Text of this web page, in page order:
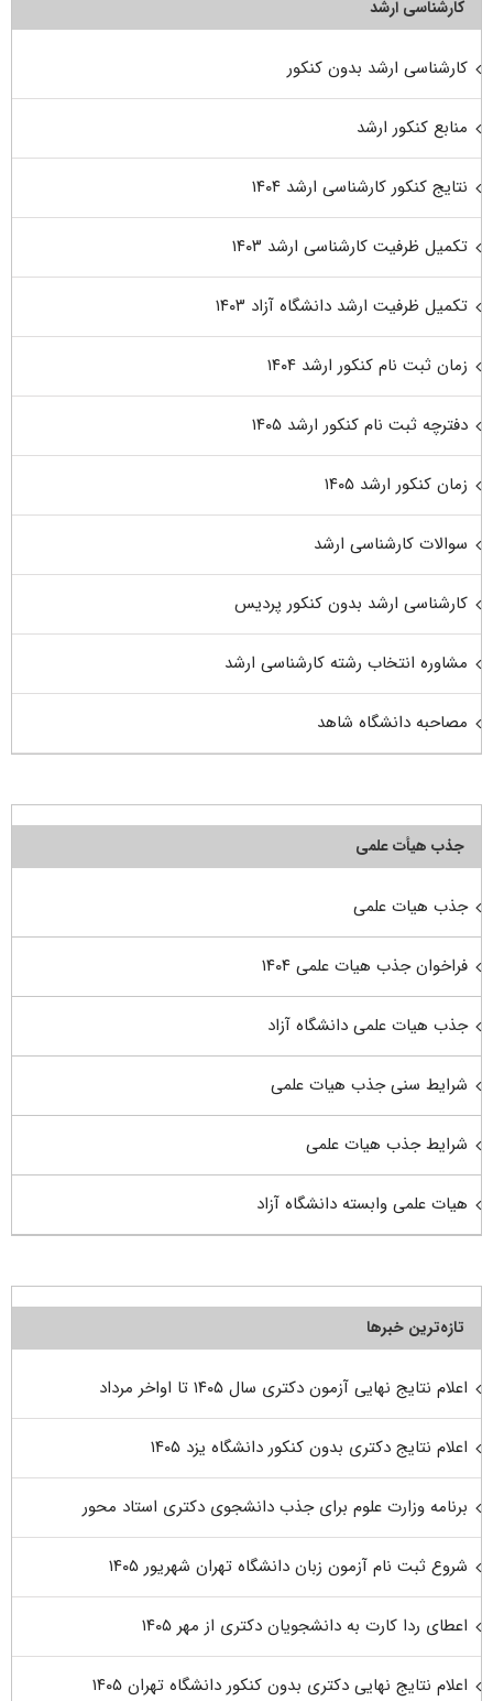
کارشناسی ارشد
کارشناسی ارشد بدون کنکور
منابع کنکور ارشد
نتایج کنکور کارشناسی ارشد ۱۴۰۴
تکمیل ظرفیت کارشناسی ارشد ۱۴۰۳
تکمیل ظرفیت ارشد دانشگاه آزاد ۱۴۰۳
زمان ثبت نام کنکور ارشد ۱۴۰۴
دفترچه ثبت نام کنکور ارشد ۱۴۰۵
زمان کنکور ارشد ۱۴۰۵
سوالات کارشناسی ارشد
کارشناسی ارشد بدون کنکور پردیس
مشاوره انتخاب رشته کارشناسی ارشد
مصاحبه دانشگاه شاهد
جذب هیأت علمی
جذب هیات علمی
فراخوان جذب هیات علمی ۱۴۰۴
جذب هیات علمی دانشگاه آزاد
شرایط سنی جذب هیات علمی
شرایط جذب هیات علمی
هیات علمی وابسته دانشگاه آزاد
تازه‌ترین خبرها
اعلام نتایج نهایی آزمون دکتری سال ۱۴۰۵ تا اواخر مرداد
اعلام نتایج دکتری بدون کنکور دانشگاه یزد ۱۴۰۵
برنامه وزارت علوم برای جذب دانشجوی دکتری استاد محور
شروع ثبت نام آزمون زبان دانشگاه تهران شهریور ۱۴۰۵
اعطای ردا کارت به دانشجویان دکتری از مهر ۱۴۰۵
اعلام نتایج نهایی دکتری بدون کنکور دانشگاه تهران ۱۴۰۵